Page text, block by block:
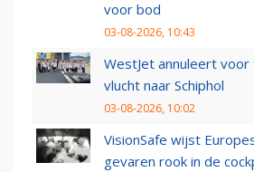
voor bod
03-08-2026, 10:43
WestJet annuleert
vlucht naar Schiphol
03-08-2026, 10:02
VisionSafe wijst
gevaren rook in de